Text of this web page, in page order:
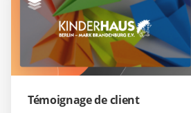
Témoignage de client